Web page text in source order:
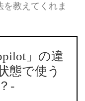
教えてくれま
」の違
態で使う
-